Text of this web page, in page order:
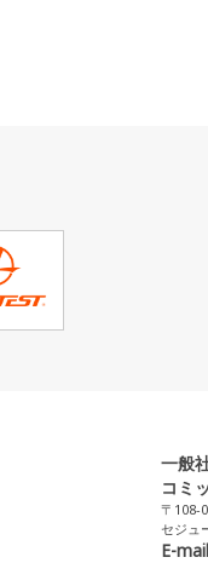
一般
コミ
〒108-
セジュ
E-